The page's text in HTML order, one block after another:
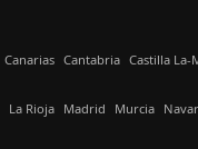
Canarias Cantabria Castilla La-
La Rioja Madrid Murcia